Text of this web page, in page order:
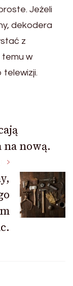
Jeżeli
dekodera
z
w
na nową.